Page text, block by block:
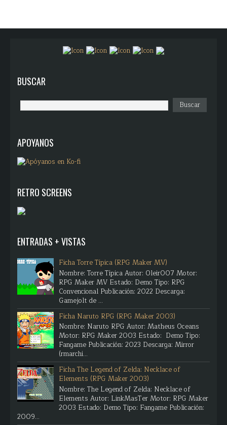
BUSCAR
APOYANOS
RETRO SCREENS
ENTRADAS + VISTAS
Ficha Torre Típica (RPG Maker MV)
Nombre: Torre Típica Autor: Oleir007 Motor:
RPG Maker MV Estado: Demo Tipo: RPG
Convencional Publicación: 2022 Descarga:
Gamejolt de ...
Ficha Naruto RPG (RPG Maker 2003)
Nombre: Naruto RPG Autor: Matheus Oceans
Motor: RPG Maker 2003 Estado: Demo Tipo:
Fangame Publicación: 2023 Descarga: Mirror
(rmarchi...
Ficha The Legend of Zelda: Necklace of
Elements (RPG Maker 2003)
Nombre: The Legend of Zelda: Necklace of
Elements Autor: LinkMasTer Motor: RPG Maker
2003 Estado: Demo Tipo: Fangame Publicación:
2009...